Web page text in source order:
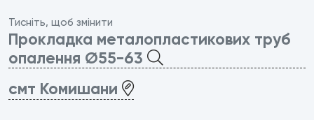
Тисніть, щоб змінити
Прокладка металопластикових труб
опалення Ø55-63
смт Комишани